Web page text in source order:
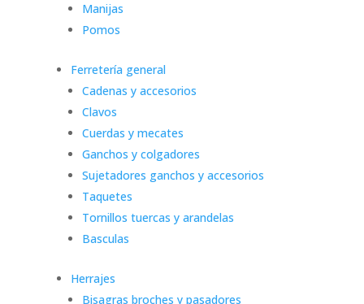
Manijas
Pomos
Ferretería general
Cadenas y accesorios
Clavos
Cuerdas y mecates
Ganchos y colgadores
Sujetadores ganchos y accesorios
Taquetes
Tornillos tuercas y arandelas
Basculas
Herrajes
Bisagras broches y pasadores